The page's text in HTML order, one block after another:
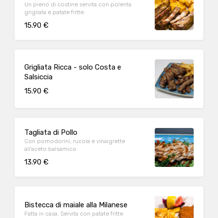
Un pieno di costine servita con polenta
grigliata e patate fritte.
15.90 €
Grigliata Ricca - solo Costa e
Salsiccia
15.90 €
Tagliata di Pollo
Con pomodorini, rucola e vinaigrette
all’aceto balsamico
13.90 €
Bistecca di maiale alla Milanese
Fatta in casa. Servita con patate fritte